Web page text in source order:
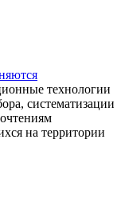
технологии
систематизации
на территории